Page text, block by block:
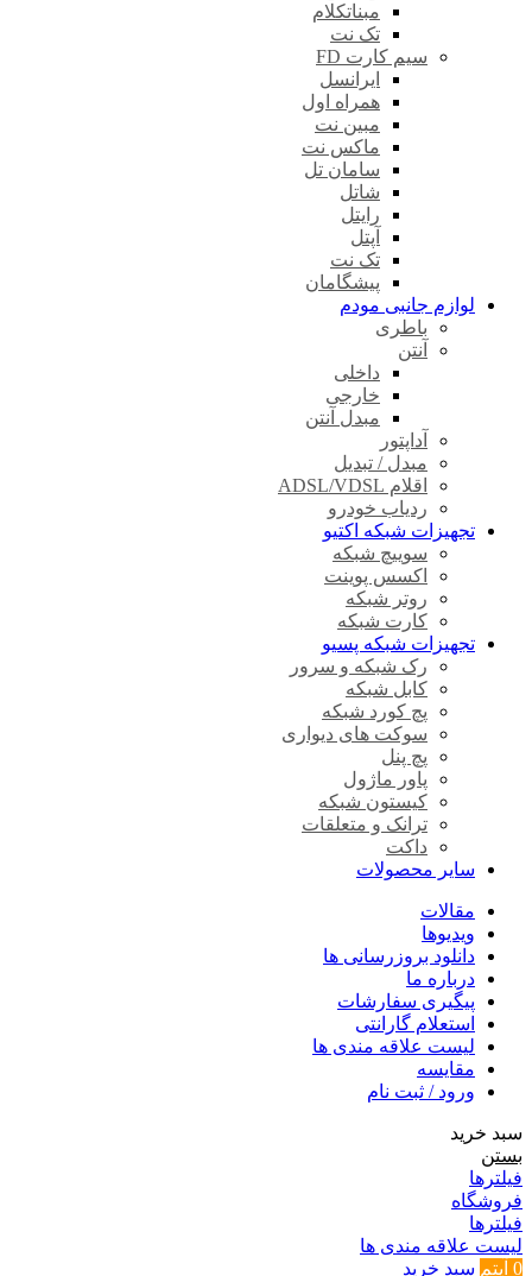
مبناتکلام
تک نت
سیم کارت FD
ایرانسل
همراه اول
مبین نت
ماکس نت
سامان تل
شاتل
رایتل
آپتل
تک نت
پیشگامان
لوازم جانبی مودم
باطری
آنتن
داخلی
خارجی
مبدل آنتن
آداپتور
مبدل / تبدیل
اقلام ADSL/VDSL
ردیاب خودرو
تجهیزات شبکه اکتیو
سوییچ شبکه
اکسس پوینت
روتر شبکه
کارت شبکه
تجهیزات شبکه پسیو
رک شبکه و سرور
کابل شبکه
پچ کورد شبکه
سوکت های دیواری
پچ پنل
پاور ماژول
کیستون شبکه
ترانک و متعلقات
داکت
سایر محصولات
مقالات
ویدیوها
دانلود بروزرسانی ها
درباره ما
پیگیری سفارشات
استعلام گارانتی
لیست علاقه مندی ها
مقایسه
ورود / ثبت نام
سبد خرید
بستن
فیلترها
فروشگاه
فیلترها
لیست علاقه مندی ها
0 آیتم سبد خرید